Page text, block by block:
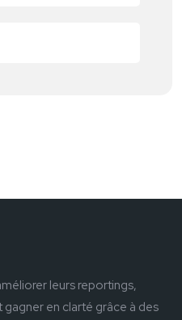
leurs reportings,
en clarté grâce à des